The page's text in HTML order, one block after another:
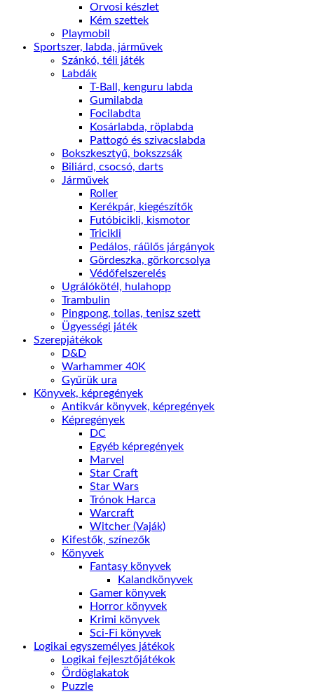
Orvosi készlet
Kém szettek
Playmobil
Sportszer, labda, járművek
Szánkó, téli játék
Labdák
T-Ball, kenguru labda
Gumilabda
Focilabdta
Kosárlabda, röplabda
Pattogó és szivacslabda
Bokszkesztyű, bokszzsák
Biliárd, csocsó, darts
Járművek
Roller
Kerékpár, kiegészítők
Futóbicikli, kismotor
Tricikli
Pedálos, ráülős járgányok
Gördeszka, görkorcsolya
Védőfelszerelés
Ugrálókötél, hulahopp
Trambulin
Pingpong, tollas, tenisz szett
Ügyességi játék
Szerepjátékok
D&D
Warhammer 40K
Gyűrük ura
Könyvek, képregények
Antikvár könyvek, képregények
Képregények
DC
Egyéb képregények
Marvel
Star Craft
Star Wars
Trónok Harca
Warcraft
Witcher (Vaják)
Kifestők, színezők
Könyvek
Fantasy könyvek
Kalandkönyvek
Gamer könyvek
Horror könyvek
Krimi könyvek
Sci-Fi könyvek
Logikai egyszemélyes játékok
Logikai fejlesztőjátékok
Ördöglakatok
Puzzle